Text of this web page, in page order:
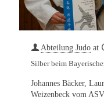
Abteilung Judo at
Silber beim
Johannes Bäcker,
Weizenbeck vom